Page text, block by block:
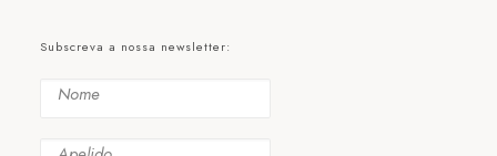
Subscreva a nossa newsletter: